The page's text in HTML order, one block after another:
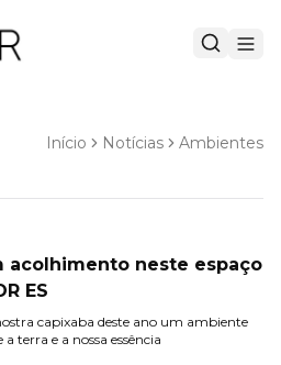
Início Notícias Ambientes
acolhimento neste espaço
ES
capixaba deste ano um ambiente
terra e a nossa essência